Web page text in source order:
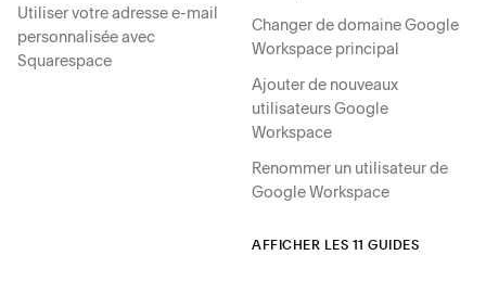
Utiliser votre adresse e-mail
personnalisée avec
Squarespace
Changer de domaine Google
Workspace principal
Ajouter de nouveaux
utilisateurs Google
Workspace
Renommer un utilisateur de
Google Workspace
AFFICHER LES 11 GUIDES